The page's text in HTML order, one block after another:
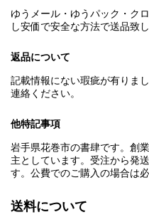
ゆうメール・ゆうパック・ク
し安価で安全な方法で送品致し
返品について
記載情報にない瑕疵が有りま
連絡ください。
他特記事項
岩手県花巻市の書肆です。創
主としています。受注から発
す。公費でのご購入の場合は
送料について